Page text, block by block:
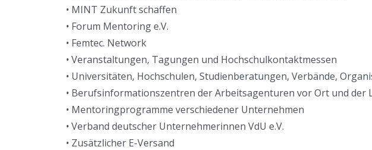
• MINT Zukunft schaffen
• Forum Mentoring e.V.
• Femtec. Network
• Veranstaltungen, Tagungen und Hochschulkontaktmessen
• Universitäten, Hochschulen, Studienberatungen, Verbände,
• Berufsinformationszentren der Arbeitsagenturen vor Ort und der
• Mentoringprogramme verschiedener Unternehmen
• Verband deutscher Unternehmerinnen VdU e.V.
• Zusätzlicher E-Versand